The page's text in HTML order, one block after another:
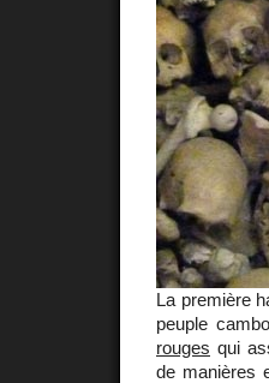
La première
peuple
rouges qui
de manières